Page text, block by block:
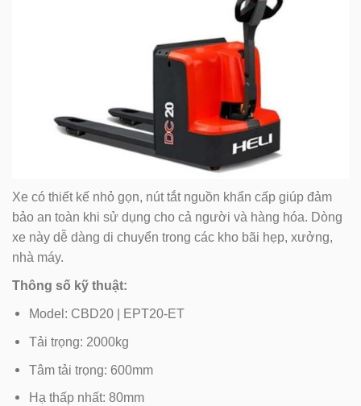
Xe có thiết kế nhỏ gọn, nút tắt nguồn khẩn cấp giúp đảm
bảo an toàn khi sử dụng cho cả người và hàng hóa. Dòng
xe này dễ dàng di chuyển trong các kho bãi hẹp, xưởng,
nhà máy.
Thông số kỹ thuật:
Model: CBD20 | EPT20-ET
Tải trọng: 2000kg
Tâm tải trọng: 600mm
Hạ thấp nhất: 80mm